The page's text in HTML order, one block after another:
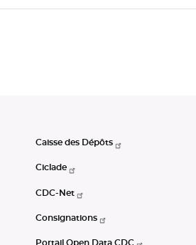
Caisse des Dépôts
Ciclade
CDC-Net
Consignations
Portail Open Data CDC